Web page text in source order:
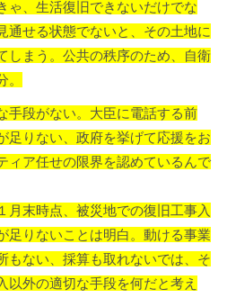
ゃ、生活復旧できないだけでな
通せる状態でないと、その土地に
しまう。公共の秩序のため、自衛
手段がない。大臣に電話する前
足りない、政府を挙げて応援をお
ィア任せの限界を認めているんで
月末時点、被災地での復旧工事入
足りないことは明白。動ける事業
もない、採算も取れないでは、そ
以外の適切な手段を何だと考え